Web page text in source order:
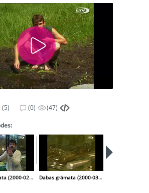
(5)
(0) (47)
Dabas grāmata (2000-02-24) Dabas grāmata (2000-03-23)